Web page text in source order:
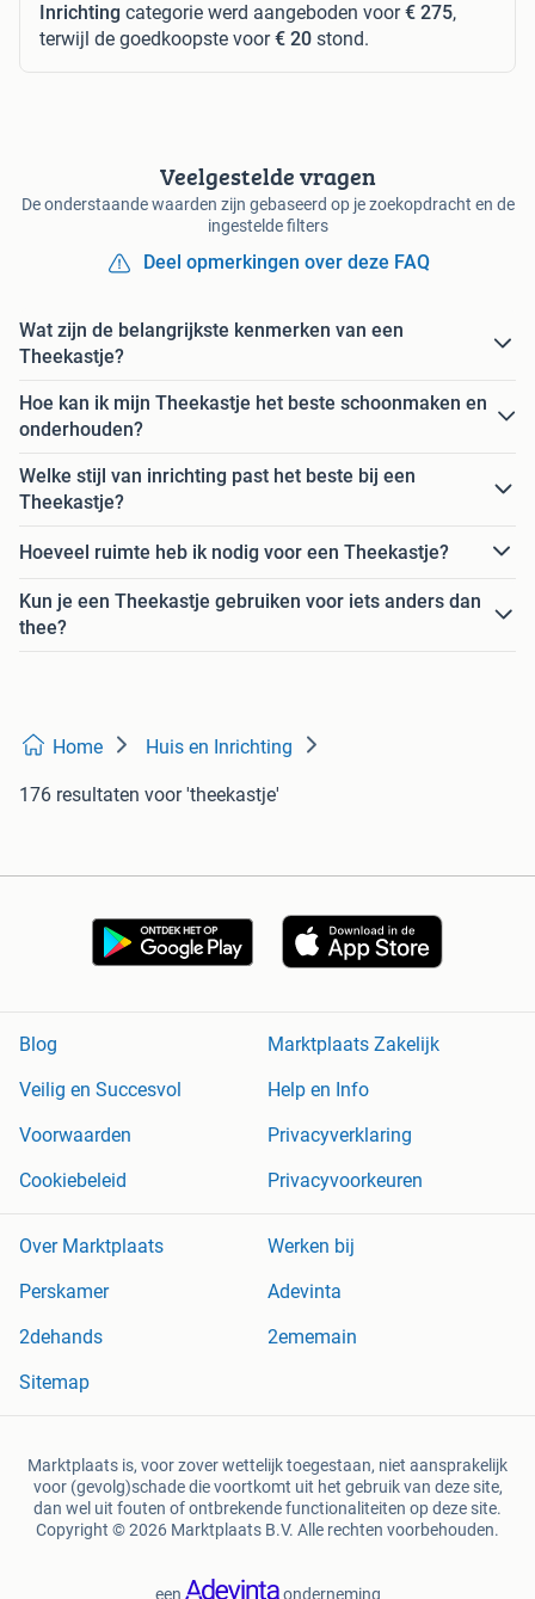
Inrichting categorie werd aangeboden voor€ 275,
terwijl de goedkoopste voor€ 20 stond.
Veelgestelde vragen
De onderstaande waarden zijn gebaseerd op je zoekopdracht en de
ingestelde filters
Deel opmerkingen over deze FAQ
Wat zijn de belangrijkste kenmerken van een
Theekastje?
Hoe kan ik mijn Theekastje het beste schoonmaken en
onderhouden?
Welke stijl van inrichting past het beste bij een
Theekastje?
Hoeveel ruimte heb ik nodig voor een Theekastje?
Kun je een Theekastje gebruiken voor iets anders dan
thee?
Home Huis en Inrichting
176 resultaten voor 'theekastje'
Blog
Marktplaats Zakelijk
Veilig en Succesvol
Help en Info
Voorwaarden
Privacyverklaring
Cookiebeleid
Privacyvoorkeuren
Over Marktplaats
Werken bij
Perskamer
Adevinta
2dehands
2ememain
Sitemap
Marktplaats is, voor zover wettelijk toegestaan, niet aansprakelijk
voor (gevolg)schade die voortkomt uit het gebruik van deze site,
dan wel uit fouten of ontbrekende functionaliteiten op deze site.
Copyright © 2026 Marktplaats B.V. Alle rechten voorbehouden.
een onderneming